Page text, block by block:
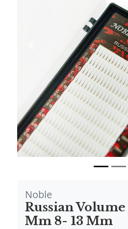
Noble
Russian Volume
Mm 8- 13 Mm